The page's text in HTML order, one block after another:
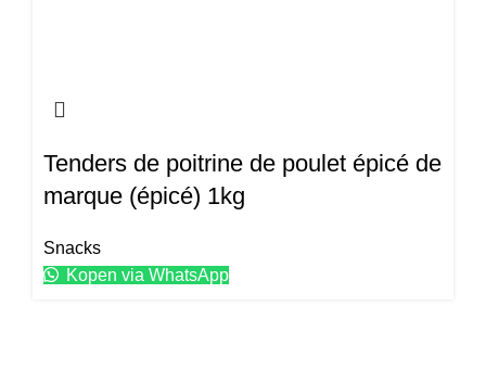
Tenders de poitrine de poulet épicé de
marque (épicé) 1kg
Snacks
Kopen via WhatsApp